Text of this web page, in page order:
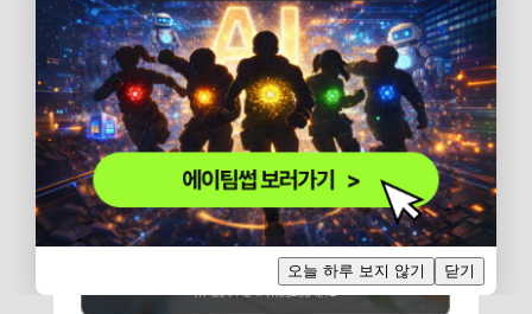
오늘 하루 보지 않기 닫기